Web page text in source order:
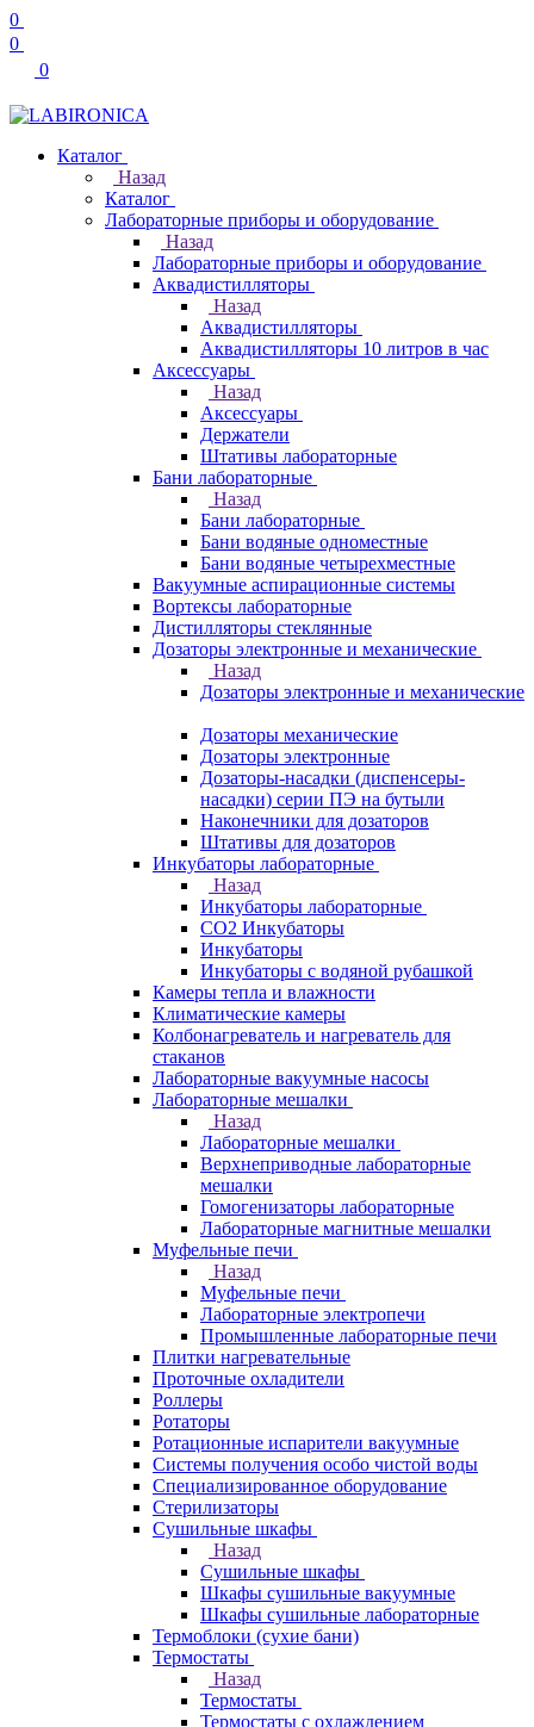
0
0
0
Каталог
Назад
Каталог
Лабораторные приборы и оборудование
Назад
Лабораторные приборы и оборудование
Аквадистилляторы
Назад
Аквадистилляторы
Аквадистилляторы 10 литров в час
Аксессуары
Назад
Аксессуары
Держатели
Штативы лабораторные
Бани лабораторные
Назад
Бани лабораторные
Бани водяные одноместные
Бани водяные четырехместные
Вакуумные аспирационные системы
Вортексы лабораторные
Дистилляторы стеклянные
Дозаторы электронные и механические
Назад
Дозаторы электронные и механические
Дозаторы механические
Дозаторы электронные
Дозаторы-насадки (диспенсеры-
насадки) серии ПЭ на бутыли
Наконечники для дозаторов
Штативы для дозаторов
Инкубаторы лабораторные
Назад
Инкубаторы лабораторные
CO2 Инкубаторы
Инкубаторы
Инкубаторы с водяной рубашкой
Камеры тепла и влажности
Климатические камеры
Колбонагреватель и нагреватель для
стаканов
Лабораторные вакуумные насосы
Лабораторные мешалки
Назад
Лабораторные мешалки
Верхнеприводные лабораторные
мешалки
Гомогенизаторы лабораторные
Лабораторные магнитные мешалки
Муфельные печи
Назад
Муфельные печи
Лабораторные электропечи
Промышленные лабораторные печи
Плитки нагревательные
Проточные охладители
Роллеры
Ротаторы
Ротационные испарители вакуумные
Системы получения особо чистой воды
Специализированное оборудование
Стерилизаторы
Сушильные шкафы
Назад
Сушильные шкафы
Шкафы сушильные вакуумные
Шкафы сушильные лабораторные
Термоблоки (сухие бани)
Термостаты
Назад
Термостаты
Термостаты с охлаждением